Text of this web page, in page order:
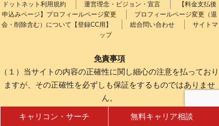
キャリコン・サーチ 無料キャリア相談
ドットネット利用規約
運営理念・ビジョン・宣言
【料金支払後
申込みページ】プロフィールページ変更
プロフィールページ変更（退
会・削除含む）について【登録CC用】
総合問い合わせ
サイトマ
ップ
免責事項
（１）当サイトの内容の正確性に関し細心の注意を払っており
ますが、その正確性を必ずしも保証をするものではありませ
ん。
（２）当サイトの内容は掲載時点においての情報であり、最新